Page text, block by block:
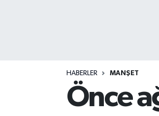
HABERLER MANŞET
Önce